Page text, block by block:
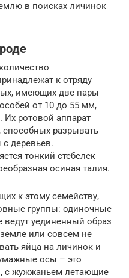
в поисках личинок
к отряду
имеющих две пары
от 10 до 55 мм,
ротовой аппарат
способных разрывать
деревьев.
тонкий стебелек
осиная талия.
к этому семейству,
группы: одиночные
уединенный образ
или совсем не
яйца на личинок и
осы – это
с жужжаньем летающие